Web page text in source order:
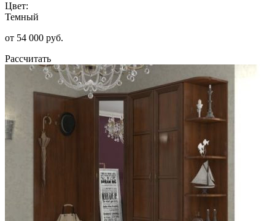
Цвет:
Темный
от 54 000 руб.
Рассчитать